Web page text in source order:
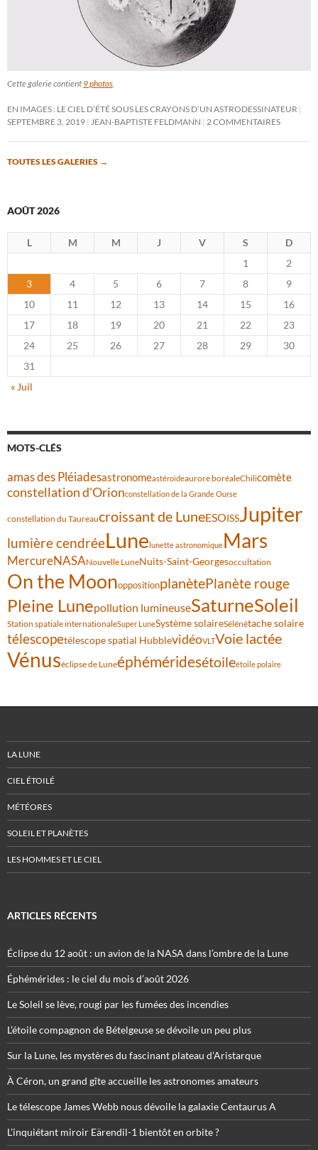
Cette galerie contient 9 photos
EN IMAGES : LE CIEL D’ÉTÉ SOUS LES CRAYONS D’UN ASTRODESSINATEUR
SEPTEMBRE 3, 2019
JEAN-BAPTISTE FELDMANN 2 COMMENTAIRES
TOUTES LES GALERIES →
AOÛT 2026
L M M J V S
D
1
2
3
4 5 6 7 8
9
10
11 12 13 14 15
16
17
18 19 20 21 22
23
24
25 26 27 28 29
30
31
« Juil
MOTS-CLÉS
amas des Pléiadesastronomeastéroïdeaurore boréaleChilicomète
constellation d'Orionconstellation de la Grande Ourse
constellation du Taureaucroissant de LuneESOISSJupiter
lumière cendréeLunelunette astronomiqueMars
MercureNASANouvelle LuneNuits-Saint-Georgesoccultation
On the MoonoppositionplanètePlanète rouge
Pleine Lunepollution lumineuseSaturneSoleil
Station spatiale internationaleSuper LuneSystème solaireSélénétache solaire
télescopetélescope spatial HubblevidéoVLTVoie lactée
Vénuséclipse de Luneéphéméridesétoileétoile polaire
LA LUNE
CIEL ÉTOILÉ
MÉTÉORES
SOLEIL ET PLANÈTES
LES HOMMES ET LE CIEL
ARTICLES RÉCENTS
Éclipse du 12 août : un avion de la NASA dans l’ombre de la Lune
Éphémérides : le ciel du mois d’août 2026
Le Soleil se lève, rougi par les fumées des incendies
L’étoile compagnon de Bételgeuse se dévoile un peu plus
Sur la Lune, les mystères du fascinant plateau d’Aristarque
À Céron, un grand gîte accueille les astronomes amateurs
Le télescope James Webb nous dévoile la galaxie Centaurus A
L’inquiétant miroir Eärendil-1 bientôt en orbite ?